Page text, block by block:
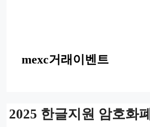
mexc거래이벤트
2025 한글지원 암호화폐